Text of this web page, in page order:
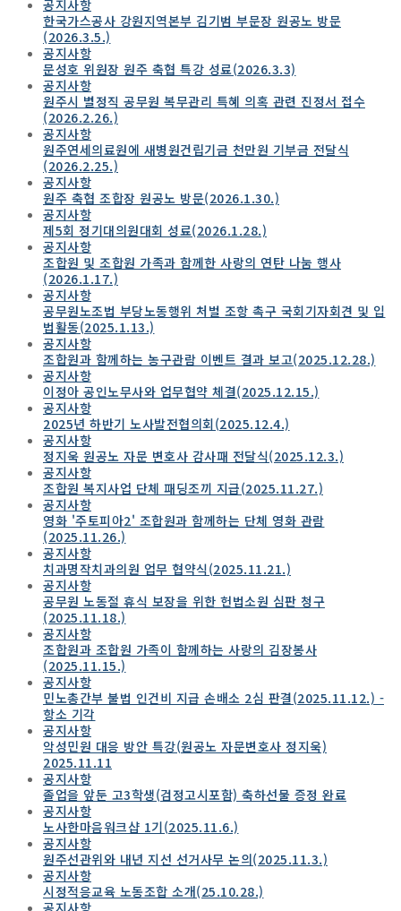
공지사항
한국가스공사 강원지역본부 김기범 부문장 원공노 방문
(2026.3.5.)
공지사항
문성호 위원장 원주 축협 특강 성료(2026.3.3)
공지사항
원주시 별정직 공무원 복무관리 특혜 의혹 관련 진정서 접수
(2026.2.26.)
공지사항
원주연세의료원에 새병원건립기금 천만원 기부금 전달식
(2026.2.25.)
공지사항
원주 축협 조합장 원공노 방문(2026.1.30.)
공지사항
제5회 정기대의원대회 성료(2026.1.28.)
공지사항
조합원 및 조합원 가족과 함께한 사랑의 연탄 나눔 행사
(2026.1.17.)
공지사항
공무원노조법 부당노동행위 처벌 조항 촉구 국회기자회견 및 입
법활동(2025.1.13.)
공지사항
조합원과 함께하는 농구관람 이벤트 결과 보고(2025.12.28.)
공지사항
이정아 공인노무사와 업무협약 체결(2025.12.15.)
공지사항
2025년 하반기 노사발전협의회(2025.12.4.)
공지사항
정지욱 원공노 자문 변호사 감사패 전달식(2025.12.3.)
공지사항
조합원 복지사업 단체 패딩조끼 지급(2025.11.27.)
공지사항
영화 '주토피아2' 조합원과 함께하는 단체 영화 관람
(2025.11.26.)
공지사항
치과명작치과의원 업무 협약식(2025.11.21.)
공지사항
공무원 노동절 휴식 보장을 위한 헌법소원 심판 청구
(2025.11.18.)
공지사항
조합원과 조합원 가족이 함께하는 사랑의 김장봉사
(2025.11.15.)
공지사항
민노총간부 불법 인건비 지급 손배소 2심 판결(2025.11.12.) -
항소 기각
공지사항
악성민원 대응 방안 특강(원공노 자문변호사 정지욱)
2025.11.11
공지사항
졸업을 앞둔 고3학생(검정고시포함) 축하선물 증정 완료
공지사항
노사한마음워크샵 1기(2025.11.6.)
공지사항
원주선관위와 내년 지선 선거사무 논의(2025.11.3.)
공지사항
시정적응교육 노동조합 소개(25.10.28.)
공지사항